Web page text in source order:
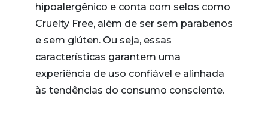
hipoalergênico e conta com selos como
Cruelty Free, além de ser sem parabenos
e sem glúten. Ou seja, essas
características garantem uma
experiência de uso confiável e alinhada
às tendências do consumo consciente.